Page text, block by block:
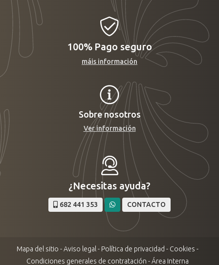
100% Pago seguro
máis información
Sobre nosotros
Ver información
¿Necesitas ayuda?
682 441 353 CONTACTO
Mapa del sitio -Aviso legal - Política de privacidad - Cookies -
Condiciones generales de contratación -Área Interna